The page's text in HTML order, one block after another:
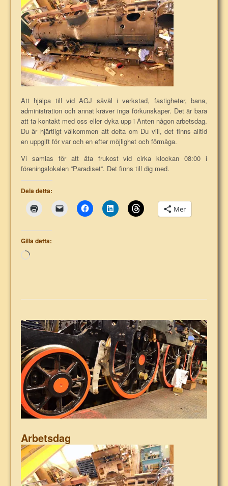
Att hjälpa till vid AGJ såväl i verkstad, fastigheter, bana,
administration och annat kräver inga förkunskaper. Det är bara
att ta kontakt med oss eller dyka upp i Anten någon arbetsdag.
Du är hjärtligt välkommen att delta om Du vill, det finns alltid
en uppgift för var och en efter möjlighet och förmåga.
Vi samlas för att äta frukost vid cirka klockan 08:00 i
föreningslokalen ”Paradiset”. Det finns till dig med.
Dela detta:
Mer
Gilla detta:
Laddar
Arbetsdag